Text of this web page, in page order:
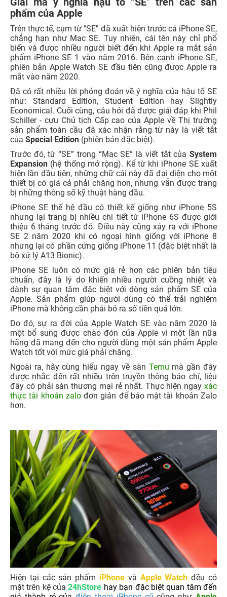
phẩm của Apple
Trên thực tế, cụm từ "SE" đã xuất hiện trước cả iPhone SE,
chẳng hạn như Mac SE. Tuy nhiên, cái tên này chỉ phổ
biến và được nhiều người biết đến khi Apple ra mắt sản
phẩm iPhone SE 1 vào năm 2016. Bên cạnh iPhone SE,
phiên bản Apple Watch SE đầu tiên cũng được Apple ra
mắt vào năm 2020.
Đã có rất nhiều lời phỏng đoán về ý nghĩa của hậu tố SE
như: Standard Edition, Student Edition hay Slightly
Economical. Cuối cùng, câu hỏi đã được giải đáp khi Phil
Schiller - cựu Chủ tịch Cấp cao của Apple về Thị trường
sản phẩm toàn cầu đã xác nhận rằng từ này là viết tắt
của Special Edition (phiên bản đặc biệt).
Trước đó, từ “SE” trong “Mac SE” là viết tắt của System
Expansion (hệ thống mở rộng). Kể từ khi iPhone SE xuất
hiện lần đầu tiên, những chữ cái này đã đại diện cho một
thiết bị có giá cả phải chăng hơn, nhưng vẫn được trang
bị những thông số kỹ thuật hàng đầu.
iPhone SE thế hệ đầu có thiết kế giống như iPhone 5S
nhưng lại trang bị nhiều chi tiết từ iPhone 6S được giới
thiệu 6 tháng trước đó. Điều này cũng xảy ra với iPhone
SE 2 năm 2020 khi có ngoại hình giống với iPhone 8
nhưng lại có phần cứng giống iPhone 11 (đặc biệt nhất là
bộ xử lý A13 Bionic).
iPhone SE luôn có mức giá rẻ hơn các phiên bản tiêu
chuẩn, đây là lý do khiến nhiều người cuồng nhiệt và
dành sự quan tâm đặc biệt với dòng sản phẩm SE của
Apple. Sản phẩm giúp người dùng có thể trải nghiệm
iPhone mà không cần phải bỏ ra số tiền quá lớn.
Do đó, sự ra đời của Apple Watch SE vào năm 2020 là
một bổ sung được chào đón của Apple vì một lần nữa
hãng đã mang đến cho người dùng một sản phẩm Apple
Watch tốt với mức giá phải chăng.
Ngoài ra, hãy cùng hiểu ngay về sàn Temu mà gần đây
được nhắc đến rất nhiều trên truyền thông báo chí, liệu
đây có phải sàn thương mại rẻ nhất. Thực hiện ngay xác
thực tài khoản zalođơn giản để bảo mật tài khoản Zalo
hơn.
Hiện tại các sản phẩm iPhone và Apple Watch đều có
mặt trên kệ của24hStore hay bạn đặc biệt quan tâm đến